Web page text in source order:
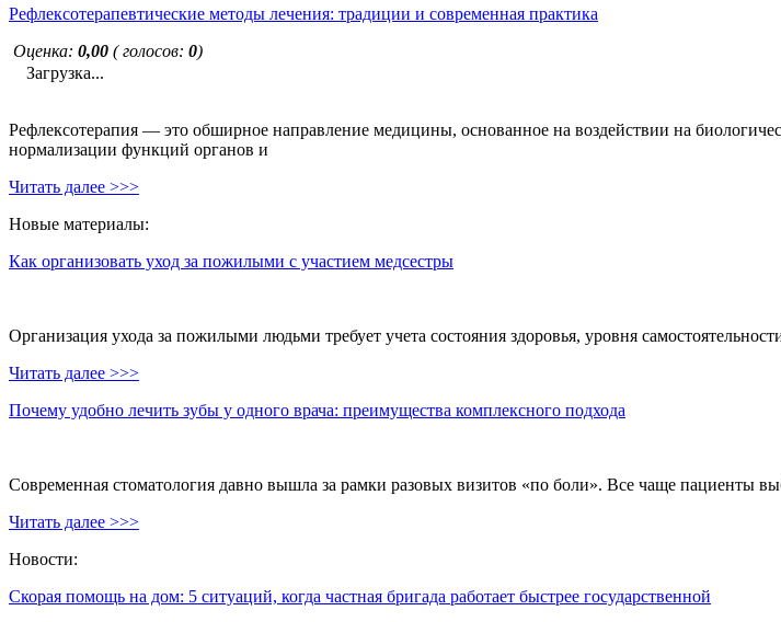
Рефлексотерапевтические методы лечения: традиции и современная практика
Оценка: 0,00 ( голосов: 0)
Загрузка...
Рефлексотерапия — это обширное направление медицины, основанное на воздействии на
нормализации функций органов и
Читать далее >>>
Новые материалы:
Как организовать уход за пожилыми с участием медсестры
Организация ухода за пожилыми людьми требует учета состояния здоровья, уровня
Читать далее >>>
Почему удобно лечить зубы у одного врача: преимущества комплексного подхода
Современная стоматология давно вышла за рамки разовых визитов «по боли». Все чаще пациенты
Читать далее >>>
Новости:
Скорая помощь на дом: 5 ситуаций, когда частная бригада работает быстрее государственной